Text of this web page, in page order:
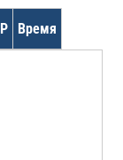
Р Время